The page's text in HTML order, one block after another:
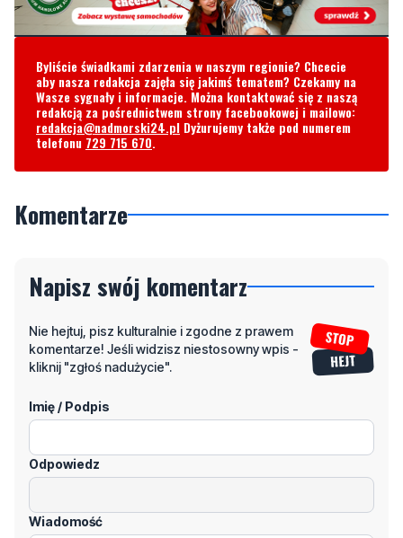
Byliście świadkami zdarzenia w naszym regionie? Chcecie
aby nasza redakcja zajęła się jakimś tematem? Czekamy na
Wasze sygnały i informacje. Można kontaktować się z naszą
redakcją za pośrednictwem strony facebookowej i mailowo:
redakcja@nadmorski24.pl Dyżurujemy także pod numerem
telefonu 729 715 670.
Komentarze
Napisz swój komentarz
Nie hejtuj, pisz kulturalnie i zgodne z prawem
komentarze! Jeśli widzisz niestosowny wpis -
kliknij "zgłoś nadużycie".
Imię / Podpis
Odpowiedz
Wiadomość